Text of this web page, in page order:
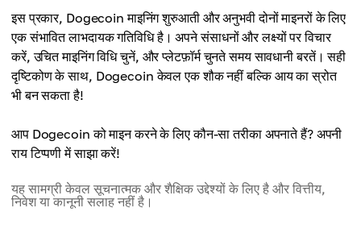
इस प्रकार, Dogecoin माइनिंग शुरुआती और अनुभवी दोनों माइनरों के लिए
एक संभावित लाभदायक गतिविधि है। अपने संसाधनों और लक्ष्यों पर विचार
करें, उचित माइनिंग विधि चुनें, और प्लेटफ़ॉर्म चुनते समय सावधानी बरतें। सही
दृष्टिकोण के साथ, Dogecoin केवल एक शौक नहीं बल्कि आय का स्रोत
भी बन सकता है!
आप Dogecoin को माइन करने के लिए कौन-सा तरीका अपनाते हैं? अपनी
राय टिप्पणी में साझा करें!
यह सामग्री केवल सूचनात्मक और शैक्षिक उद्देश्यों के लिए है और वित्तीय,
निवेश या कानूनी सलाह नहीं है।